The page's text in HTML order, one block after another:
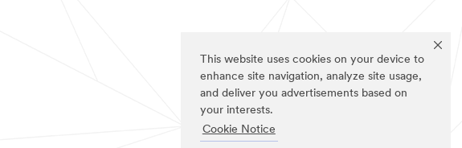
This website uses cookies on your device to
enhance site navigation, analyze site usage,
and deliver you advertisements based on
your interests.
Cookie Notice